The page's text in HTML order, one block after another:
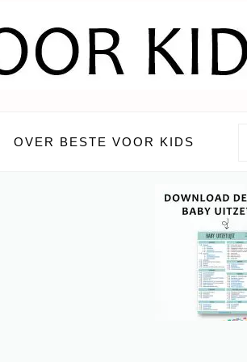
OVER BESTE VOOR KIDS
PRIMARY
SIDEBAR